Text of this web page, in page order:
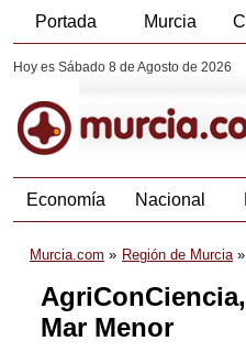
Portada Murcia
Hoy es Sábado 8 de Agosto de 2026
Economía Nacional
Murcia.com Región de Murcia
Mar Menor